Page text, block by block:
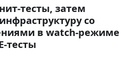
тесты, затем
со
в watch-режиме
тесты